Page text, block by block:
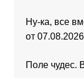
Ну-ка, все
от 07.08.2026
Поле чудес.